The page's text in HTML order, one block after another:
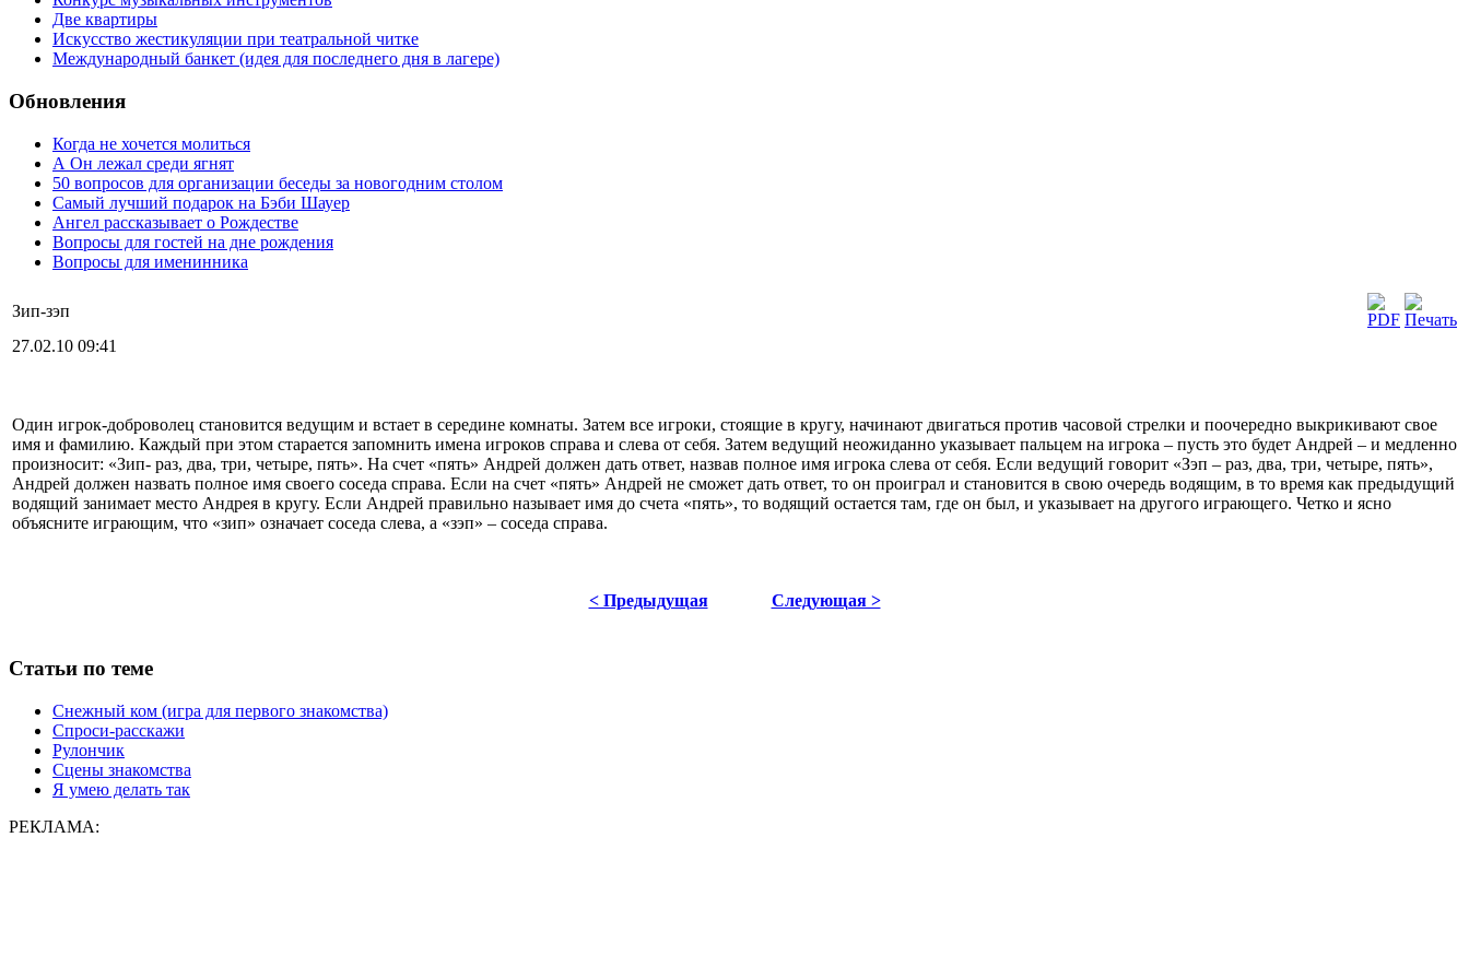
Две квартиры
Искусство жестикуляции при театральной читке
Международный банкет (идея для последнего дня в лагере)
Обновления
Когда не хочется молиться
А Он лежал среди ягнят
50 вопросов для организации беседы за новогодним столом
Самый лучший подарок на Бэби Шауер
Ангел рассказывает о Рождестве
Вопросы для гостей на дне рождения
Вопросы для именинника
Зип-зэп
27.02.10 09:41
Один игрок-доброволец становится ведущим и встает в середине комнаты. Затем все игроки, стоящие в кругу, начинают двигаться против часовой стрелки и поочередно выкрикивают свое
имя и фамилию. Каждый при этом старается запомнить имена игроков справа и слева от себя. Затем ведущий неожиданно указывает пальцем на игрока – пусть это будет Андрей – и медленно
произносит: «Зип- раз, два, три, четыре, пять». На счет «пять» Андрей должен дать ответ, назвав полное имя игрока слева от себя. Если ведущий говорит «Зэп – раз, два, три, четыре, пять»,
Андрей должен назвать полное имя своего соседа справа. Если на счет «пять» Андрей не сможет дать ответ, то он проиграл и становится в свою очередь водящим, в то время как предыдущий
водящий занимает место Андрея в кругу. Если Андрей правильно называет имя до счета «пять», то водящий остается там, где он был, и указывает на другого играющего. Четко и ясно
объясните играющим, что «зип» означает соседа слева, а «зэп» – соседа справа.
< Предыдущая Следующая >
Статьи по теме
Снежный ком (игра для первого знакомства)
Спроси-расскажи
Рулончик
Сцены знакомства
Я умею делать так
РЕКЛАМА: